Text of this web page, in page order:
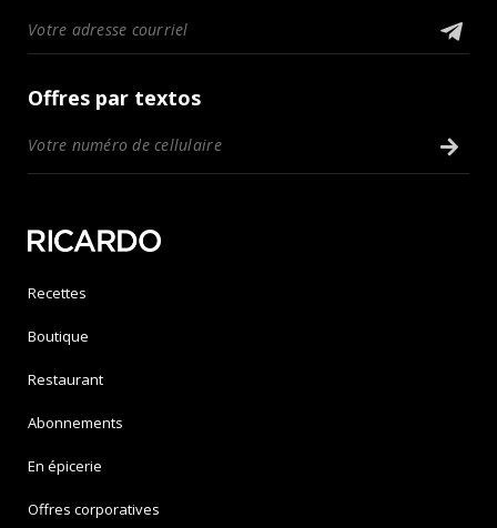
Offres par textos
Recettes
Boutique
Restaurant
Abonnements
En épicerie
Offres corporatives